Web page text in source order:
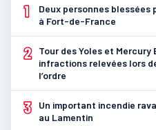
1
Deux personnes blessées
à Fort-de-France
2
Tour des Yoles et Mercury
infractions relevées lors
l’ordre
3
Un important incendie
au Lamentin